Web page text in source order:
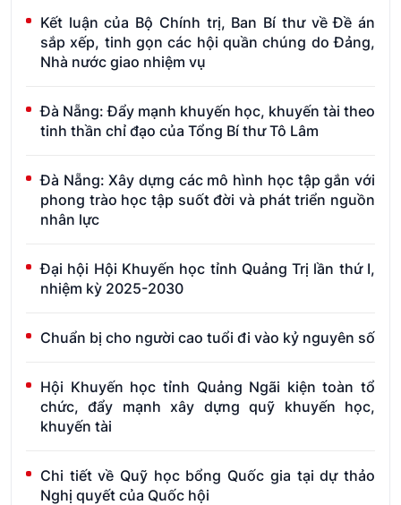
Kết luận của Bộ Chính trị, Ban Bí thư về Đề án
sắp xếp, tinh gọn các hội quần chúng do Đảng,
Nhà nước giao nhiệm vụ
Đà Nẵng: Đẩy mạnh khuyến học, khuyến tài theo
tinh thần chỉ đạo của Tổng Bí thư Tô Lâm
Đà Nẵng: Xây dựng các mô hình học tập gắn với
phong trào học tập suốt đời và phát triển nguồn
nhân lực
Đại hội Hội Khuyến học tỉnh Quảng Trị lần thứ I,
nhiệm kỳ 2025-2030
Chuẩn bị cho người cao tuổi đi vào kỷ nguyên số
Hội Khuyến học tỉnh Quảng Ngãi kiện toàn tổ
chức, đẩy mạnh xây dựng quỹ khuyến học,
khuyến tài
Chi tiết về Quỹ học bổng Quốc gia tại dự thảo
Nghị quyết của Quốc hội